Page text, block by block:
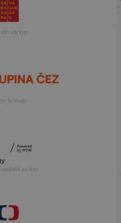
partner
festivalu
partner